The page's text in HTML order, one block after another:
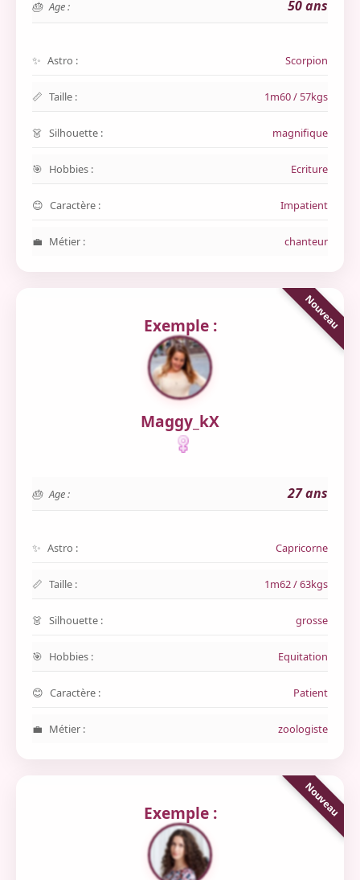
Age : 50 ans
Astro : Scorpion
Taille : 1m60 / 57kgs
Silhouette : magnifique
Hobbies : Ecriture
Caractère : Impatient
Métier : chanteur
Exemple :
Maggy_kX
Age : 27 ans
Astro : Capricorne
Taille : 1m62 / 63kgs
Silhouette : grosse
Hobbies : Equitation
Caractère : Patient
Métier : zoologiste
Exemple :